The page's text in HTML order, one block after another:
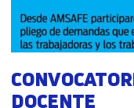
DOCENTE